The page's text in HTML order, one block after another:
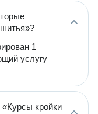
1
услугу
кройки